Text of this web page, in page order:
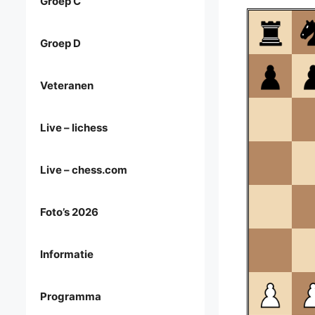
Groep D
Veteranen
Live – lichess
Live – chess.com
Foto’s 2026
Informatie
Programma